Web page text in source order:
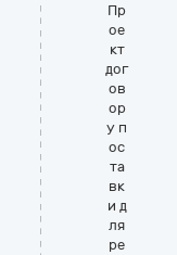
Пр
ое
кт
дог
ов
ор
у п
ос
та
вк
и д
ля
ре